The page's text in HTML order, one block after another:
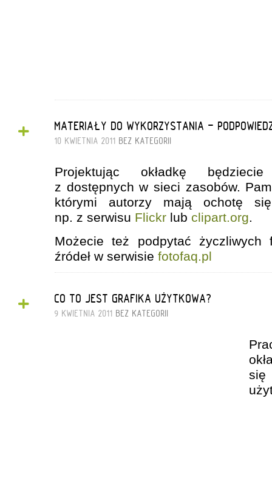
+ MATERIAŁY DO WYKORZYSTANIA -
10 KWIETNIA 2011 BEZ KATEGORII
Projektując okładkę
z dostępnych w sieci zasobów.
którymi autorzy mają ochotę
np. z serwisu Flickr lub clipart.org.
Możecie też podpytać życzliwych
źródeł w serwisie fotofaq.pl
+ CO TO JEST GRAFIKA UŻYTKOWA?
9 KWIETNIA 2011 BEZ KATEGORII